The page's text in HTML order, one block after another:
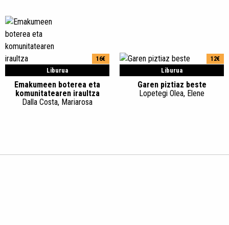
Liburua
16€
Emakumeen boterea eta
komunitatearen iraultza
Dalla Costa, Mariarosa
Liburua
12€
Garen piztiaz beste
Lopetegi Olea, Elene